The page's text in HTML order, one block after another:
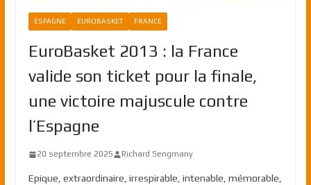
ESPAGNE EUROBASKET FRANCE
EuroBasket 2013 : la France
valide son ticket pour la finale,
une victoire majuscule contre
l’Espagne
20 septembre 2025 Richard Sengmany
Epique, extraordinaire, irrespirable, intenable, mémorable,